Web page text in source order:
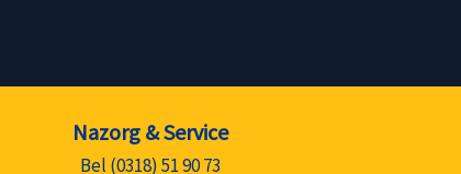
Nazorg & Service
Bel (0318) 51 90 73